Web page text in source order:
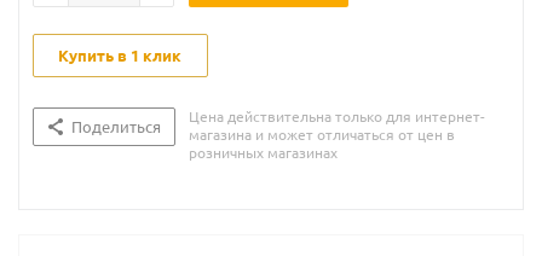
Купить в 1 клик
Поделиться
Цена действительна только для интернет-
магазина и может отличаться от цен в
розничных магазинах